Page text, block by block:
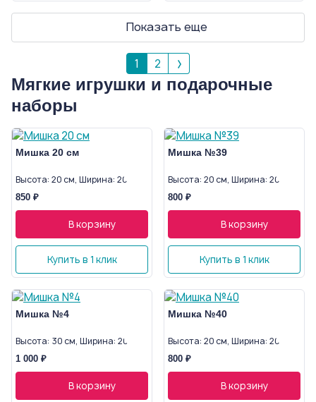
Показать еще
1 2
Мягкие игрушки и подарочные
наборы
Мишка 20 см
Высота: 20 см, Ширина: 20 см
850 ₽
В корзину
Купить в 1 клик
Мишка №39
Высота: 20 см, Ширина: 20 см
800 ₽
В корзину
Купить в 1 клик
Мишка №4
Высота: 30 см, Ширина: 20 см
1 000 ₽
В корзину
Мишка №40
Высота: 20 см, Ширина: 20 см
800 ₽
В корзину